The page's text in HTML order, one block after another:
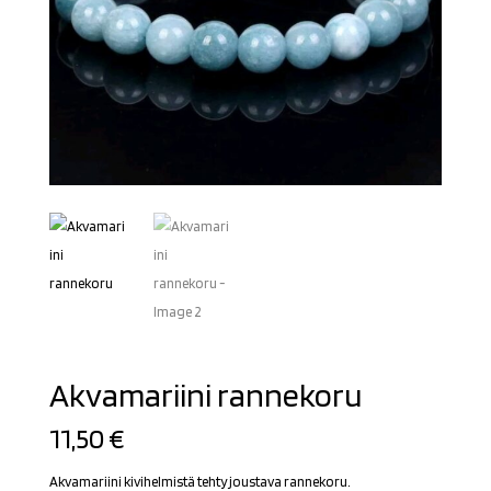
Akvamariini rannekoru
11,50€
Akvamariini kivihelmistä tehty joustava rannekoru.